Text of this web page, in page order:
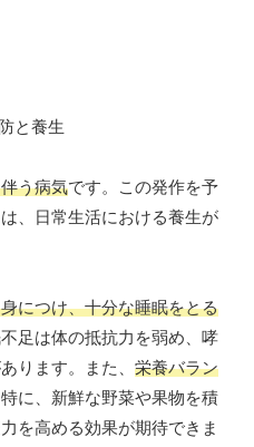
と養生
う病気です。この発作を予
、日常生活における養生が
につけ、十分な睡眠をとる
足は体の抵抗力を弱め、哮
ります。また、 栄養バラン
に、新鮮な野菜や果物を積
を高める効果が期待できま